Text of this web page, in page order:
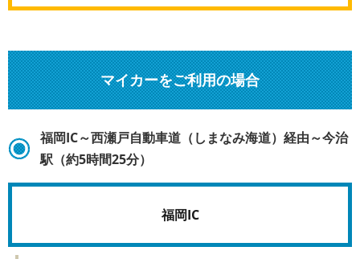
マイカーをご利用の場合
福岡IC～西瀬戸自動車道（しまなみ海道）経由～今治
駅（約5時間25分）
福岡IC